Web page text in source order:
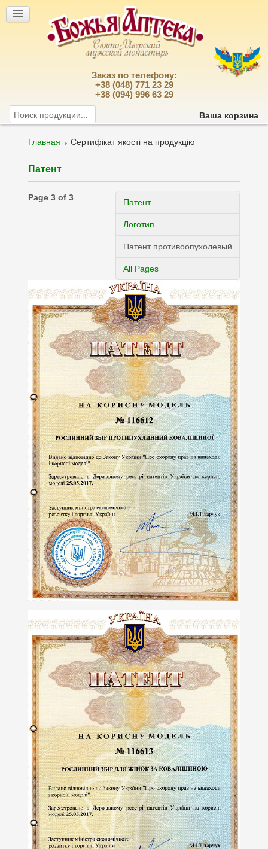
Заказ по телефону:
+38 (048) 771 23 29
+38 (094) 996 63 29
Ваша корзина
Главная Сертифікат якості на продукцію
Патент
Патент
Логотип
Патент противоопухолевый
All Pages
Page 3 of 3